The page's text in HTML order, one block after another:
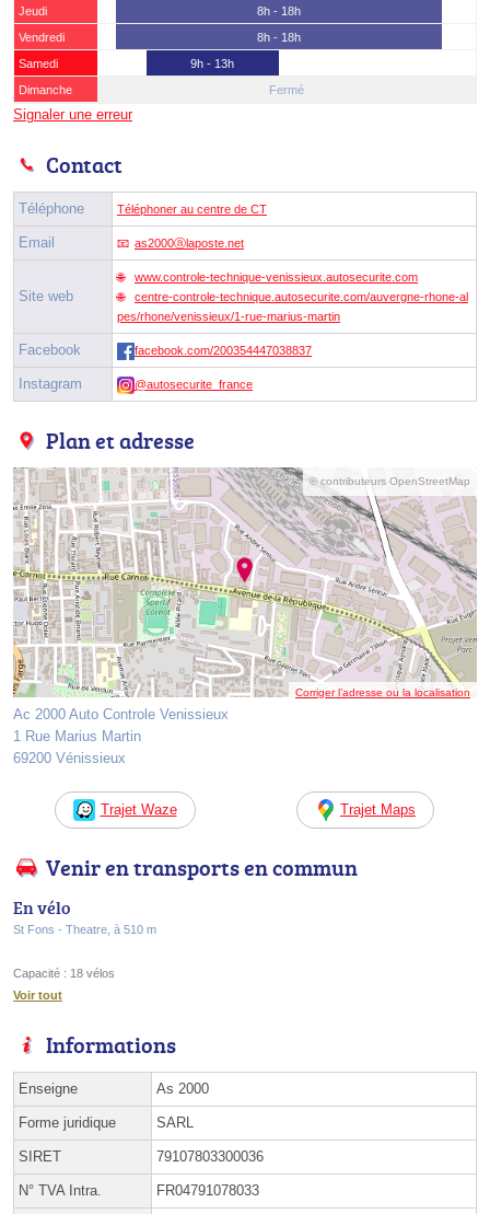
Jeudi
8h - 18h
Vendredi
8h - 18h
Samedi
9h - 13h
Dimanche
Fermé
Signaler une erreur
Contact
Téléphone Téléphoner au centre de CT
Email as2000ⓐlaposte.net
Site web
www.controle-technique-venissieux.autosecurite.com
centre-controle-technique.autosecurite.com/auvergne-rhone-al
pes/rhone/venissieux/1-rue-marius-martin
Facebook facebook.com/200354447038837
Instagram @autosecurite_france
Plan et adresse
© contributeurs OpenStreetMap
Corriger l’adresse ou la localisation
Ac 2000 Auto Controle Venissieux
1 Rue Marius Martin
69200 Vénissieux
Trajet Waze Trajet Maps
Venir en transports en commun
En vélo
St Fons - Theatre, à 510 m
Capacité : 18 vélos
Voir tout
Informations
Enseigne As 2000
Forme juridique SARL
SIRET 79107803300036
N° TVA Intra. FR04791078033